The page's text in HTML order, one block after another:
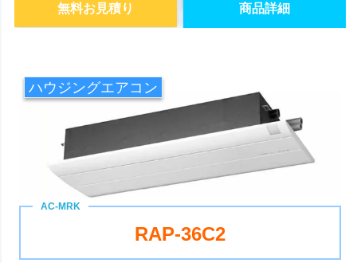
商品詳細
無料お見積り
ハウジングエアコン
RAP-36C2